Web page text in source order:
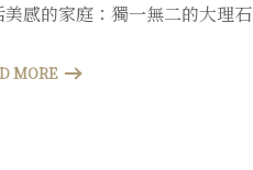
美感的家庭：獨一無二的大理
MORE